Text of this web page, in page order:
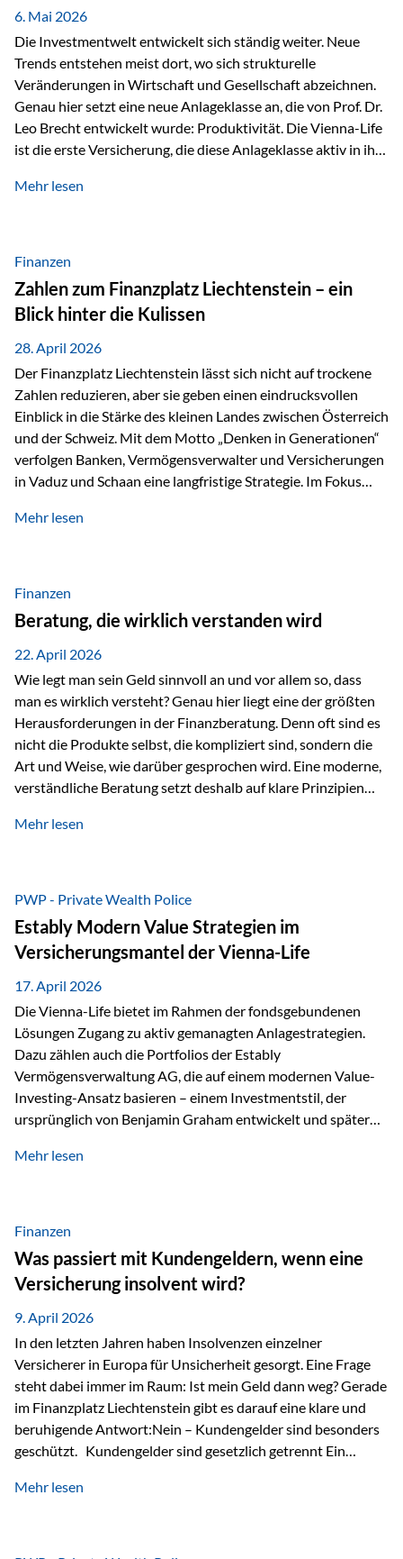
6. Mai 2026
Die Investmentwelt entwickelt sich ständig weiter. Neue
Trends entstehen meist dort, wo sich strukturelle
Veränderungen in Wirtschaft und Gesellschaft abzeichnen.
Genau hier setzt eine neue Anlageklasse an, die von Prof. Dr.
Leo Brecht entwickelt wurde: Produktivität. Die Vienna-Life
ist die erste Versicherung, die diese Anlageklasse aktiv in ihre
Vorreiter. Warum auf das Thema Produktivität setzen? Die
Wirtschaftswachstum, verändern die Spielregeln für
Investoren. Produktivität adressiert genau diese
Herausforderungen, da wirtschaftliches Wachstum
langfristig durch Produktivitätssteigerung entsteht, also
durch die Fähigkeit von Unternehmen, mehr…
Mehr lesen
Finanzen
Zahlen zum Finanzplatz Liechtenstein – ein
Blick hinter die Kulissen
28. April 2026
Der Finanzplatz Liechtenstein lässt sich nicht auf trockene
Zahlen reduzieren, aber sie geben einen eindrucksvollen
Einblick in die Stärke des kleinen Landes zwischen Österreich
und der Schweiz. Mit dem Motto „Denken in Generationen“
verfolgen Banken, Vermögensverwalter und Versicherungen
in Vaduz und Schaan eine langfristige Strategie. Im Fokus
Marktzugang Liechtenstein hat sich in den letzten Jahren zu
verfügbaren Kennzahlen (Stand Ende 2024, veröffentlicht
2025/2026)…
Mehr lesen
Finanzen
Beratung, die wirklich verstanden wird
22. April 2026
Wie legt man sein Geld sinnvoll an und vor allem so, dass
man es wirklich versteht? Genau hier liegt eine der größten
Herausforderungen in der Finanzberatung. Denn oft sind es
nicht die Produkte selbst, die kompliziert sind, sondern die
Art und Weise, wie darüber gesprochen wird. Eine moderne,
verständliche Beratung setzt deshalb auf klare Prinzipien
fünf zentrale Faktoren: eine saubere Struktur, breite
diesem Thema liefern unter anderem die praxisnahen
Ansätze von Finanzexperte Klaus Rost, der seit vielen Jahren
für eine verständliche und…
Mehr lesen
PWP - Private Wealth Police
Estably Modern Value Strategien im
Versicherungsmantel der Vienna-Life
17. April 2026
Die Vienna-Life bietet im Rahmen der fondsgebundenen
Lösungen Zugang zu aktiv gemanagten Anlagestrategien.
Dazu zählen auch die Portfolios der Estably
Vermögensverwaltung AG, die auf einem modernen Value-
Investing-Ansatz basieren – einem Investmentstil, der
ursprünglich von Benjamin Graham entwickelt und später
Modernes Value Investing als Grundlage Der
Fokus stehen Unternehmen, deren Börsenkurs unter ihrem
inneren Wert liegt. Neben klassischen
Bewertungskennzahlen werden auch qualitative Faktoren
wie Geschäftsmodell, Wettbewerbsvorteile und
Managementqualität…
Mehr lesen
Finanzen
Was passiert mit Kundengeldern, wenn eine
Versicherung insolvent wird?
9. April 2026
In den letzten Jahren haben Insolvenzen einzelner
Versicherer in Europa für Unsicherheit gesorgt. Eine Frage
steht dabei immer im Raum: Ist mein Geld dann weg? Gerade
im Finanzplatz Liechtenstein gibt es darauf eine klare und
beruhigende Antwort:Nein – Kundengelder sind besonders
geschützt. Kundengelder sind gesetzlich getrennt Ein
sogenannte Sondermasse. Das bedeutet:Die
Mehr lesen